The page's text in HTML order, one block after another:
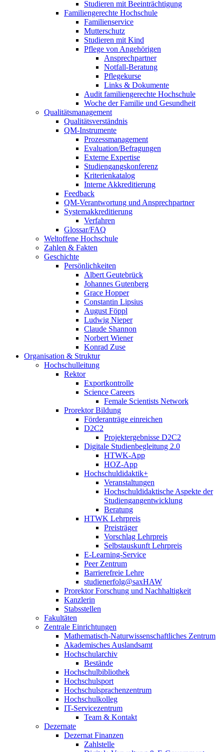
Studieren mit Beeinträchtigung
Familiengerechte Hochschule
Familienservice
Mutterschutz
Studieren mit Kind
Pflege von Angehörigen
Ansprechpartner
Notfall-Beratung
Pflegekurse
Links & Dokumente
Audit familiengerechte Hochschule
Woche der Familie und Gesundheit
Qualitätsmanagement
Qualitätsverständnis
QM-Instrumente
Prozessmanagement
Evaluation/Befragungen
Externe Expertise
Studiengangskonferenz
Kriterienkatalog
Interne Akkreditierung
Feedback
QM-Verantwortung und Ansprechpartner
Systemakkreditierung
Verfahren
Glossar/FAQ
Weltoffene Hochschule
Zahlen & Fakten
Geschichte
Persönlichkeiten
Albert Geutebrück
Johannes Gutenberg
Grace Hopper
Constantin Lipsius
August Föppl
Ludwig Nieper
Claude Shannon
Norbert Wiener
Konrad Zuse
Organisation & Struktur
Hochschulleitung
Rektor
Exportkontrolle
Science Careers
Female Scientists Network
Prorektor Bildung
Förderanträge einreichen
D2C2
Projektergebnisse D2C2
Digitale Studienbegleitung 2.0
HTWK-App
HOZ-App
Hochschuldidaktik+
Veranstaltungen
Hochschuldidaktische Aspekte der
Studiengangentwicklung
Beratung
HTWK Lehrpreis
Preisträger
Vorschlag Lehrpreis
Selbstauskunft Lehrpreis
E-Learning-Service
Peer Zentrum
Barrierefreie Lehre
studienerfolg@saxHAW
Prorektor Forschung und Nachhaltigkeit
Kanzlerin
Stabsstellen
Fakultäten
Zentrale Einrichtungen
Mathematisch-Naturwissenschaftliches Zentrum
Akademisches Auslandsamt
Hochschularchiv
Bestände
Hochschulbibliothek
Hochschulsport
Hochschulsprachenzentrum
Hochschulkolleg
IT-Servicezentrum
Team & Kontakt
Dezernate
Dezernat Finanzen
Zahlstelle